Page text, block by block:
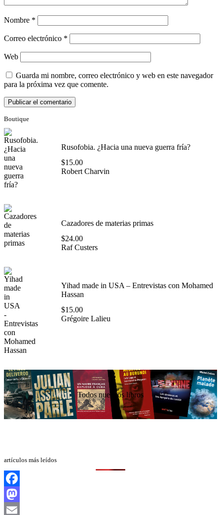
Nombre *
Correo electrónico *
Web
Guarda mi nombre, correo electrónico y web en este navegador
para la próxima vez que comente.
Boutique
Rusofobia. ¿Hacia una nueva guerra fría?
$15.00
Robert Charvin
Cazadores de materias primas
$24.00
Raf Custers
Yihad made in USA – Entrevistas con Mohamed
Hassan
$15.00
Grégoire Lalieu
Todos nuestros libros
artículos más leídos
Facebook
Mastodon